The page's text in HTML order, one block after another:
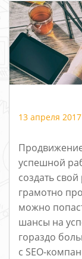
13 апреля 2017
успешной
создать
грамотно
можно
шансы на
гораздо
с SEO-